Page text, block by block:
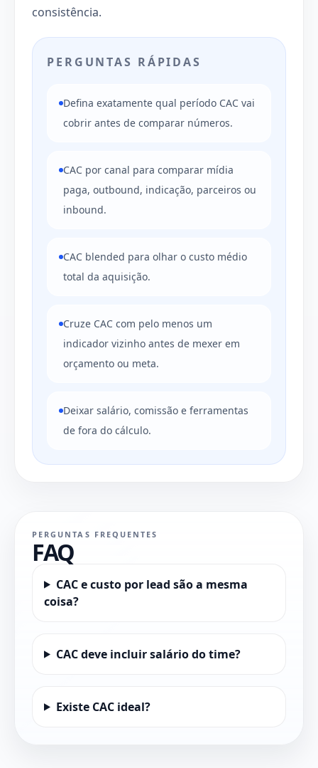
consistência.
PERGUNTAS RÁPIDAS
Defina exatamente qual período CAC vai
cobrir antes de comparar números.
CAC por canal para comparar mídia
paga, outbound, indicação, parceiros ou
inbound.
CAC blended para olhar o custo médio
total da aquisição.
Cruze CAC com pelo menos um
indicador vizinho antes de mexer em
orçamento ou meta.
Deixar salário, comissão e ferramentas
de fora do cálculo.
PERGUNTAS FREQUENTES
FAQ
CAC e custo por lead são a mesma
coisa?
CAC deve incluir salário do time?
Existe CAC ideal?